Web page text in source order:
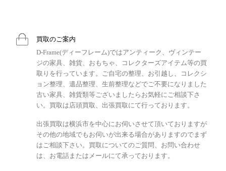
買取のご案内
D-Frame(ディーフレーム)ではアンティーク、ヴィンテー
ジの家具、雑貨、おもちゃ、コレクターズアイテム等の買
取りを行っています。ご自宅の整理、お引越し、コレクシ
ョン整理、遺品整理、生前整理などでご不要になりました
古い家具、雑貨類等ございましたらお気軽にご相談下さ
い。買取は店頭買取、出張買取にて行っております。
出張買取は横浜市を中心にお伺いさせて頂いておりますが
その他の地域でもお伺いが出来る場合がありますのでまず
はご相談下さい。買取についてのご質問、お問い合わせ
は、お電話またはメールにて承っております。